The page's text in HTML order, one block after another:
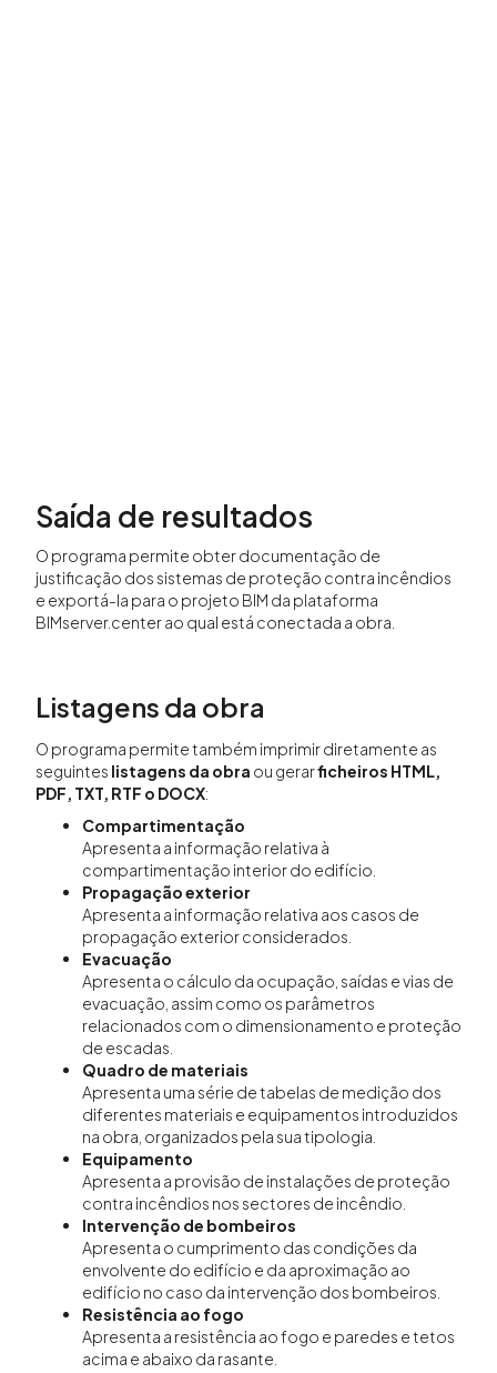
Saída de resultados
O programa permite obter documentação de
justificação dos sistemas de proteção contra incêndios
e exportá-la para o projeto BIM da plataforma
BIMserver.center ao qual está conectada a obra.
Listagens da obra
O programa permite também imprimir diretamente as
seguintes listagens da obra ou gerarficheiros HTML,
PDF, TXT, RTF o DOCX:
Compartimentação
Apresenta a informação relativa à
compartimentação interior do edifício.
Propagação exterior
Apresenta a informação relativa aos casos de
propagação exterior considerados.
Evacuação
Apresenta o cálculo da ocupação, saídas e vias de
evacuação, assim como os parâmetros
relacionados com o dimensionamento e proteção
de escadas.
Quadro de materiais
Apresenta uma série de tabelas de medição dos
diferentes materiais e equipamentos introduzidos
na obra, organizados pela sua tipologia.
Equipamento
Apresenta a provisão de instalações de proteção
contra incêndios nos sectores de incêndio.
Intervenção de bombeiros
Apresenta o cumprimento das condições da
envolvente do edifício e da aproximação ao
edifício no caso da intervenção dos bombeiros.
Resistência ao fogo
Apresenta a resistência ao fogo e paredes e tetos
acima e abaixo da rasante.